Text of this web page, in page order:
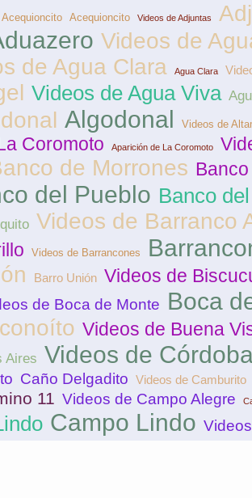
Acequioncito Videos de Adjuntas
Videos de
de Agua Clara Agua Clara
Videos de Agua Viva
Algodonal Videos de
Coromoto Aparición de La Coromoto
de Morrones
del Pueblo Banco
Videos de Barranco
Videos de Barrancones
Barro Unión Videos de
de Boca de Monte Boca
Videos de Buena
Aires Videos de
Caño Delgadito Videos de Camburito
11 Videos de Campo Alegre
Campo Lindo